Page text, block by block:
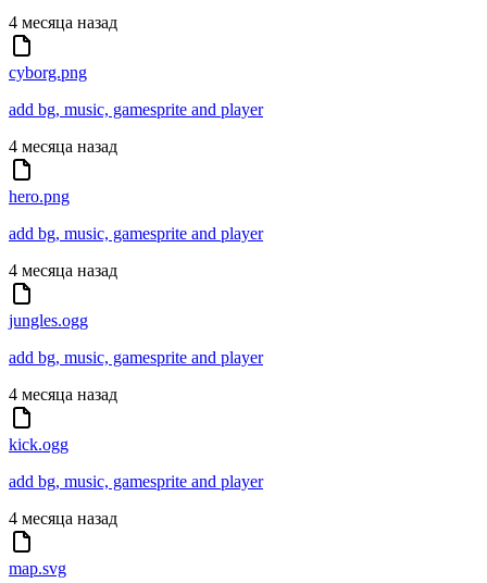
4 месяца назад
cyborg.png
add bg, music, gamesprite and player
4 месяца назад
hero.png
add bg, music, gamesprite and player
4 месяца назад
jungles.ogg
add bg, music, gamesprite and player
4 месяца назад
kick.ogg
add bg, music, gamesprite and player
4 месяца назад
map.svg